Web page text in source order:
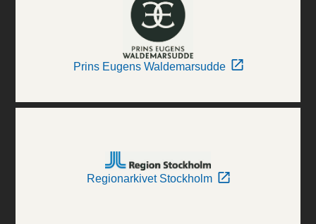
Prins Eugens Waldemarsudde
Regionarkivet Stockholm